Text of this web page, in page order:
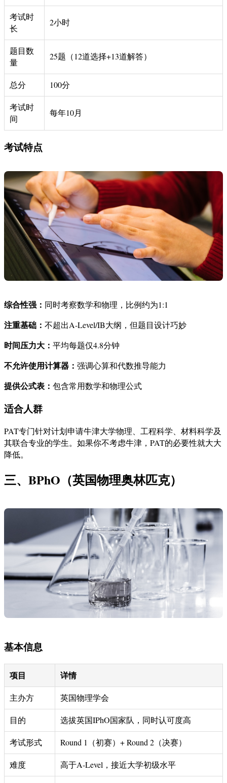
考试时
长
2小时
题目数
量
25题（12道选择+13道解答）
总分 100分
考试时
间
每年10月
考试特点
综合性强： 同时考察数学和物理，比例约为1:1
注重基础： 不超出A-Level/IB大纲，但题目设计巧妙
时间压力大： 平均每题仅4.8分钟
不允许使用计算器： 强调心算和代数推导能力
提供公式表： 包含常用数学和物理公式
适合人群
PAT专门针对计划申请牛津大学物理、工程科学、材料科学及
其联合专业的学生。如果你不考虑牛津，PAT的必要性就大大
降低。
三、BPhO（英国物理奥林匹克）
基本信息
项目 详情
主办方 英国物理学会
目的 选拔英国IPhO国家队，同时认可度高
考试形式 Round 1（初赛）+ Round 2（决赛）
难度 高于A-Level，接近大学初级水平